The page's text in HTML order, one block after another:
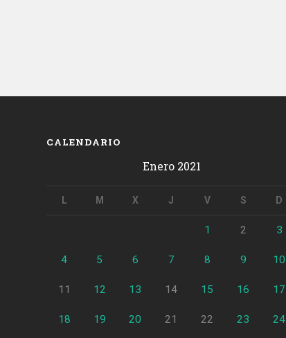
CALENDARIO
Enero 2021
L M X J V S D
1 2 3
4 5 6 7 8 9 10
11 12 13 14 15 16 17
18 19 20 21 22 23 24